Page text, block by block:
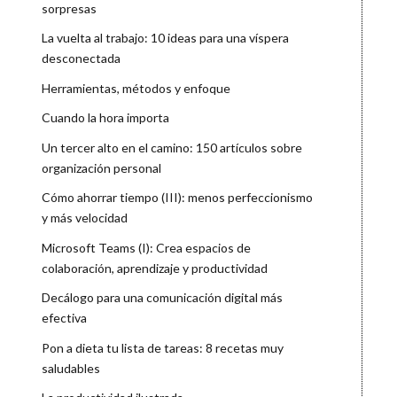
sorpresas
La vuelta al trabajo: 10 ideas para una víspera
desconectada
Herramientas, métodos y enfoque
Cuando la hora importa
Un tercer alto en el camino: 150 artículos sobre
organización personal
Cómo ahorrar tiempo (III): menos perfeccionismo
y más velocidad
Microsoft Teams (I): Crea espacios de
colaboración, aprendizaje y productividad
Decálogo para una comunicación digital más
efectiva
Pon a dieta tu lista de tareas: 8 recetas muy
saludables